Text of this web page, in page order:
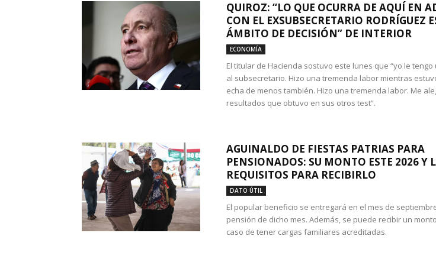
QUIROZ: “LO QUE OCURRA DE AQUÍ EN
CON EL EXSUBSECRETARIO RODRÍGUEZ
ÁMBITO DE DECISIÓN” DE INTERIOR
ECONOMÍA
El titular de Hacienda sostuvo este lunes que “yo le
al subsecretario. Hizo una tremenda labor mientras
echa de menos también. Hizo una tremenda labor. Me
resultados que obtuvo en sus otros test”.
AGUINALDO DE FIESTAS PATRIAS PARA
PENSIONADOS: SU MONTO ESTE 2026 Y
REQUISITOS PARA RECIBIRLO
DATO ÚTIL
El popular beneficio se entregará en el mes de
pensión de dicho mes. Además, se puede recibir un
caso de tener cargas familiares acreditadas.